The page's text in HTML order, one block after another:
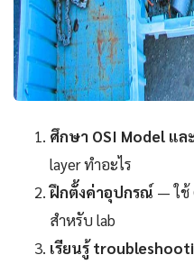
ศึกษา OSI Model แล
layer ทำอะไร
ฝึกตั้งค่าอุปกรณ์ — ใช้
สำหรับ lab
เรียนรู้